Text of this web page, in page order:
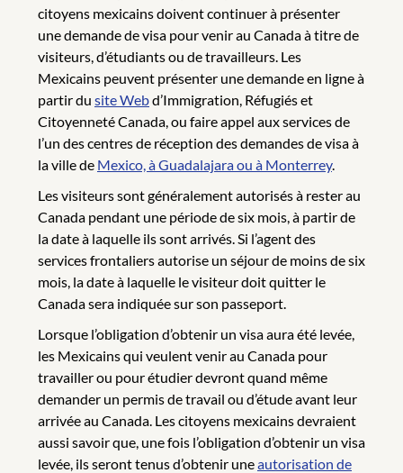
citoyens mexicains doivent continuer à présenter
une demande de visa pour venir au Canada à titre de
visiteurs, d’étudiants ou de travailleurs. Les
Mexicains peuvent présenter une demande en ligne à
partir du site Webd’Immigration, Réfugiés et
Citoyenneté Canada, ou faire appel aux services de
l’un des centres de réception des demandes de visa à
la ville de Mexico, à Guadalajara ou à Monterrey.
Les visiteurs sont généralement autorisés à rester au
Canada pendant une période de six mois, à partir de
la date à laquelle ils sont arrivés. Si l’agent des
services frontaliers autorise un séjour de moins de six
mois, la date à laquelle le visiteur doit quitter le
Canada sera indiquée sur son passeport.
Lorsque l’obligation d’obtenir un visa aura été levée,
les Mexicains qui veulent venir au Canada pour
travailler ou pour étudier devront quand même
demander un permis de travail ou d’étude avant leur
arrivée au Canada. Les citoyens mexicains devraient
aussi savoir que, une fois l’obligation d’obtenir un visa
levée, ils seront tenus d’obtenir uneautorisation de